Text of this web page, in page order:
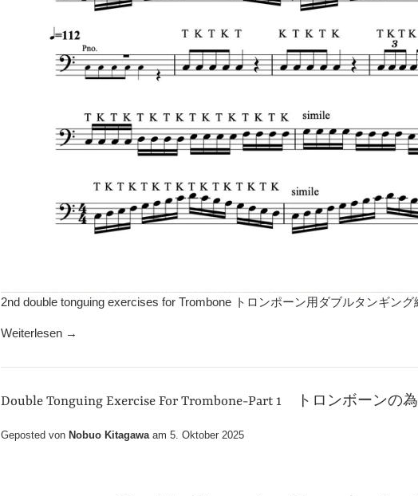
2nd double tonguing exercises for Trombone トロンポーン用ダブルタンギング
Weiterlesen →
Double Tonguing Exercise For Trombone-Part 1 トロンボーンの
Geposted von Nobuo Kitagawa am 5. Oktober 2025